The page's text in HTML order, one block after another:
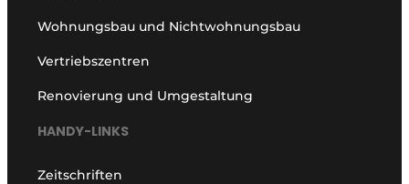
Wohnungsbau und Nichtwohnungsbau
Vertriebszentren
Renovierung und Umgestaltung
HANDY-LINKS
Zeitschriften